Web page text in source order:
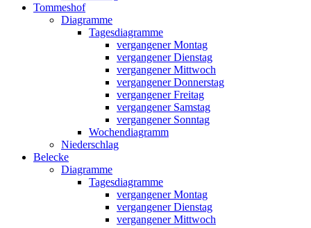
Tommeshof
Diagramme
Tagesdiagramme
vergangener Montag
vergangener Dienstag
vergangener Mittwoch
vergangener Donnerstag
vergangener Freitag
vergangener Samstag
vergangener Sonntag
Wochendiagramm
Niederschlag
Belecke
Diagramme
Tagesdiagramme
vergangener Montag
vergangener Dienstag
vergangener Mittwoch